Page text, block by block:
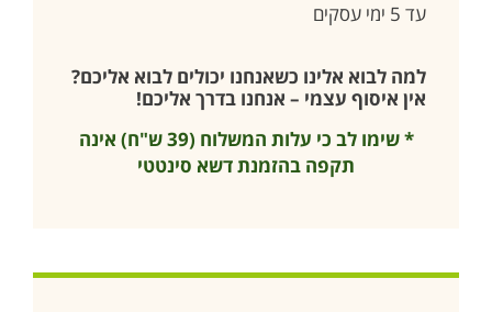
עד 5 ימי עסקים
למה לבוא אלינו כשאנחנו יכולים לבוא אליכם?
אין איסוף עצמי – אנחנו בדרך אליכם!
* שימו לב כי עלות המשלוח (39 ש"ח) אינה
תקפה בהזמנת דשא סינטטי